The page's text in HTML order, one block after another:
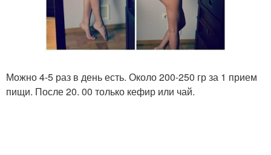
Можно 4-5 раз в день есть. Около 200-250 гр за 1 прием
пищи. После 20. 00 только кефир или чай.